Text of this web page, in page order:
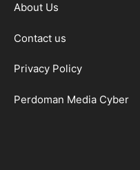
About Us
Contact us
Privacy Policy
Perdoman Media Cyber